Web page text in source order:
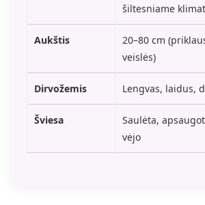
šiltesniame
Aukštis
20–80 cm
veislės)
Dirvožemis Lengvas, laidus,
Šviesa
Saulėta,
vėjo